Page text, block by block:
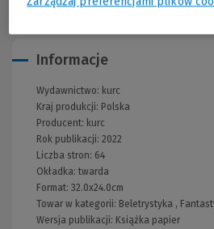
Informacje
Wydawnictwo: kurc
Kraj produkcji: Polska
Producent: kurc
Rok publikacji: 2022
Liczba stron: 64
Okładka:twarda
Format: 32.0x24.0cm
Towar w kategorii: Beletrystyka ,
Wersja publikacji: Książka papier